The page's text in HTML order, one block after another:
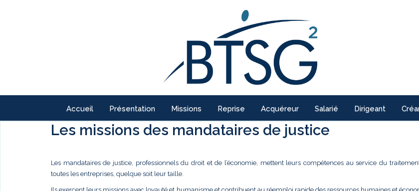
Accueil Présentation Missions Reprise Acquéreur Salarié Dirigeant
Les missions des mandataires de justice
Les mandataires de justice, professionnels du droit et de l’économie, mettent leurs compétences au service du
toutes les entreprises, quelque soit leur taille.